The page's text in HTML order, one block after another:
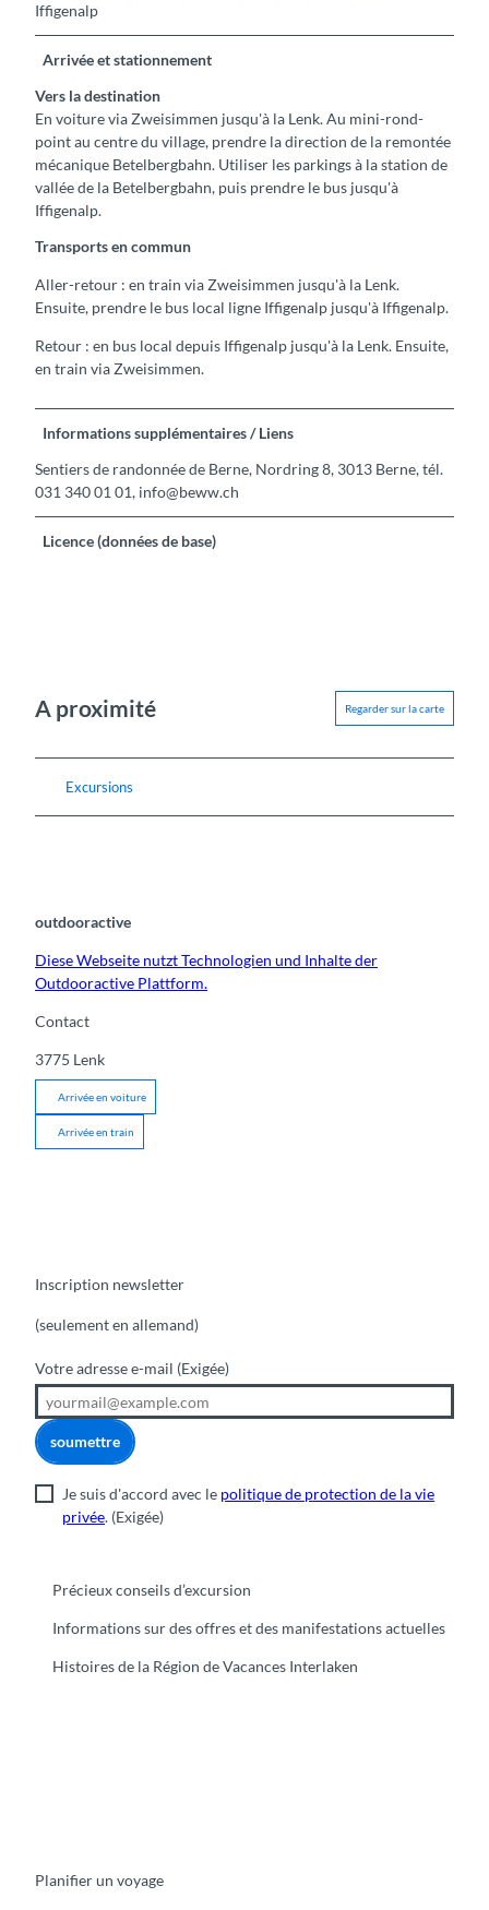
Iffigenalp
Arrivée et stationnement
Vers la destination
En voiture via Zweisimmen jusqu'à la Lenk. Au mini-rond-
point au centre du village, prendre la direction de la remontée
mécanique Betelbergbahn. Utiliser les parkings à la station de
vallée de la Betelbergbahn, puis prendre le bus jusqu'à
Iffigenalp.
Transports en commun
Aller-retour : en train via Zweisimmen jusqu'à la Lenk.
Ensuite, prendre le bus local ligne Iffigenalp jusqu'à Iffigenalp.
Retour : en bus local depuis Iffigenalp jusqu'à la Lenk. Ensuite,
en train via Zweisimmen.
Informations supplémentaires / Liens
Sentiers de randonnée de Berne, Nordring 8, 3013 Berne, tél.
031 340 01 01, info@beww.ch
Licence (données de base)
A proximité Regarder sur la carte
Excursions
outdooractive
Diese Webseite nutzt Technologien und Inhalte der
Outdooractive Plattform.
Contact
3775 Lenk
Arrivée en voiture
Arrivée en train
Inscription newsletter
(seulement en allemand)
Votre adresse e-mail (Exigée)
soumettre
Je suis d'accord avec le politique de protection de la vie
privée. (Exigée)
Précieux conseils d’excursion
Informations sur des offres et des manifestations actuelles
Histoires de la Région de Vacances Interlaken
o
e
r
Planifier un voyage